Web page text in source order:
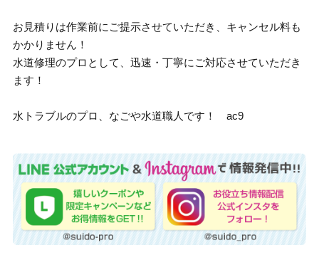
お見積りは作業前にご提示させていただき、キャンセル料も
かかりません！
水道修理のプロとして、迅速・丁寧にご対応させていただき
ます！
水トラブルのプロ、なごや水道職人です！ ac9